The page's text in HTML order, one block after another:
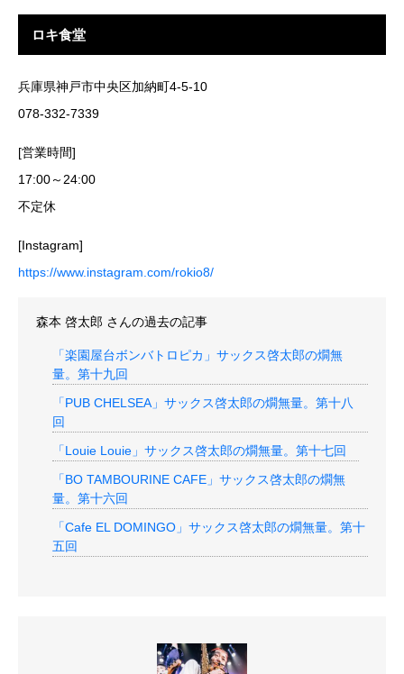
ロキ食堂
兵庫県神戸市中央区加納町4-5-10
078-332-7339
[営業時間]
17:00～24:00
不定休
[Instagram]
https://www.instagram.com/rokio8/
森本 啓太郎 さんの過去の記事
「楽園屋台ボンバトロピカ」サックス啓太郎の燗無
量。第十九回
「PUB CHELSEA」サックス啓太郎の燗無量。第十八
回
「Louie Louie」サックス啓太郎の燗無量。第十七回
「BO TAMBOURINE CAFE」サックス啓太郎の燗無
量。第十六回
「Cafe EL DOMINGO」サックス啓太郎の燗無量。第十
五回